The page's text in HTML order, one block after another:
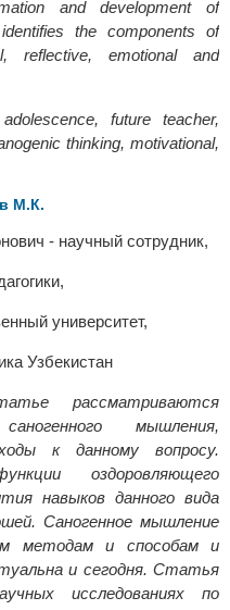
and development of
the components of
reflective, emotional and
future teacher,
thinking, motivational,
М.К.
- научный сотрудник,
университет,
Узбекистан
рассматриваются
мышления,
к данному вопросу.
оздоровляющего
навыков данного вида
Саногенное мышление
методам и способам и
и сегодня. Статья
исследованиях по